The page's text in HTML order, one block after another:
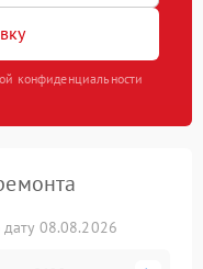
конфиденциальности
08.08.2026